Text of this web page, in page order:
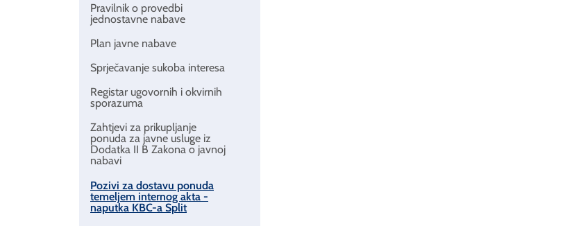
Pravilnik o provedbi
jednostavne nabave
Plan javne nabave
Sprječavanje sukoba interesa
Registar ugovornih i okvirnih
sporazuma
Zahtjevi za prikupljanje
ponuda za javne usluge iz
Dodatka II B Zakona o javnoj
nabavi
Pozivi za dostavu ponuda
temeljem internog akta -
naputka KBC-a Split